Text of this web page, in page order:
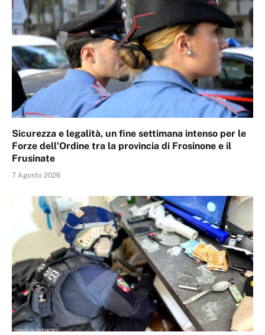
Sicurezza e legalità, un fine settimana intenso per le
Forze dell’Ordine tra la provincia di Frosinone e il
Frusinate
7 Agosto 2026